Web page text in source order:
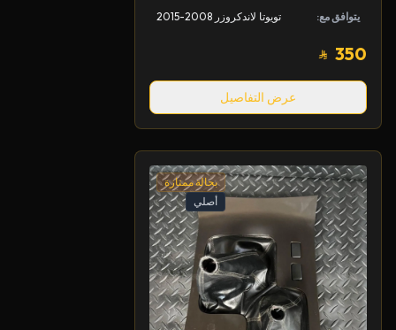
يتوافق مع: تويوتا لاندكروزر 2008-2015
350
عرض التفاصيل
بحالة ممتازة
أصلي